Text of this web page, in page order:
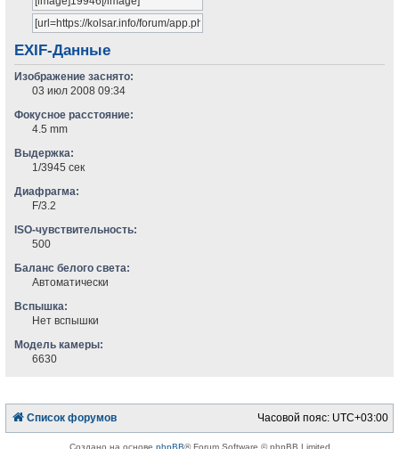
EXIF-Данные
Изображение заснято:
03 июл 2008 09:34
Фокусное расстояние:
4.5 mm
Выдержка:
1/3945 сек
Диафрагма:
F/3.2
ISO-чувствительность:
500
Баланс белого света:
Автоматически
Вспышка:
Нет вспышки
Модель камеры:
6630
Список форумов Часовой пояс: UTC+03:00
Создано на основе phpBB® Forum Software © phpBB Limited